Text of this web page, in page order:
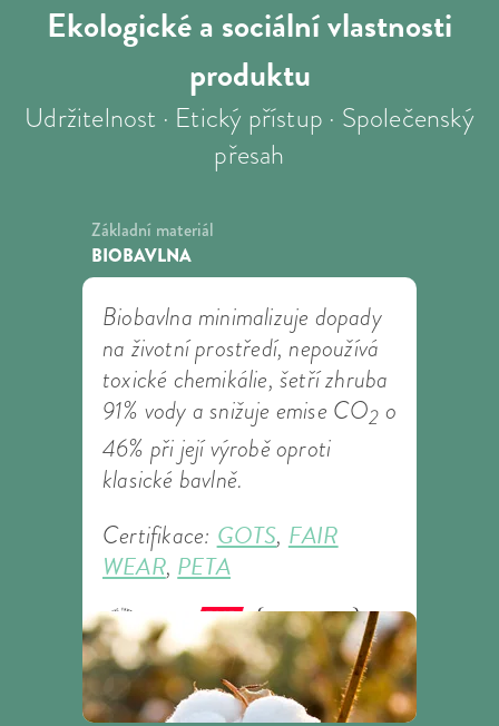
Ekologické a sociálnívlastnosti
produktu
Udržitelnost · Etický přístup · Společenský
přesah
Základní materiál
BIOBAVLNA
Biobavlna minimalizuje dopady
na životní prostředí, nepoužívá
toxické chemikálie, šetří zhruba
91% vody a snižuje emise CO2 o
46% při její výrobě oproti
klasické bavlně.
Certifikace: GOTS, FAIR
WEAR, PETA